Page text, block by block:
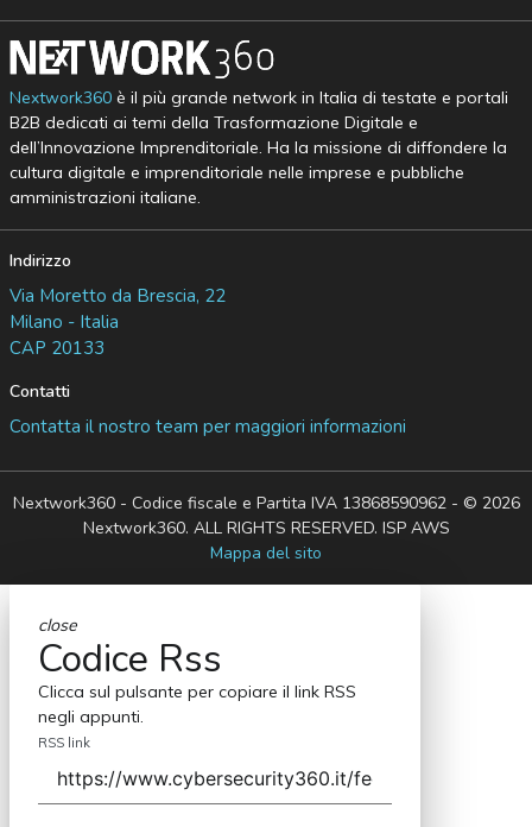
Nextwork360è il più grande network in Italia di testate e portali
B2B dedicati ai temi della Trasformazione Digitale e
dell’Innovazione Imprenditoriale. Ha la missione di diffondere la
cultura digitale e imprenditoriale nelle imprese e pubbliche
amministrazioni italiane.
Indirizzo
Via Moretto da Brescia, 22
Milano - Italia
CAP 20133
Contatti
Contatta il nostro team per maggiori informazioni
Nextwork360 - Codice fiscale e Partita IVA 13868590962 - © 2026
Nextwork360. ALL RIGHTS RESERVED. ISP AWS
Mappa del sito
close
Codice Rss
Clicca sul pulsante per copiare il link RSS
negli appunti.
RSS link